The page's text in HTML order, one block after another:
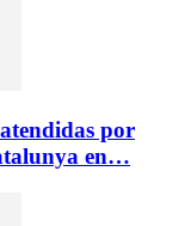
por
en…